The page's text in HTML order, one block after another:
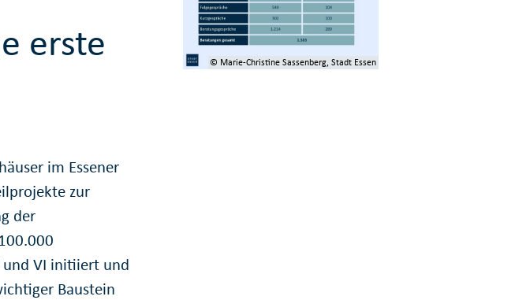
erste
im Essener
zur
der
und VI initiiert und
Baustein
© Marie-Christine Sassenberg, Stadt Essen